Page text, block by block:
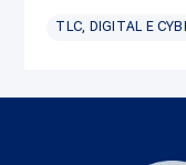
TLC, DIGITAL E